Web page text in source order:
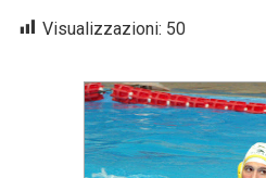
Visualizzazioni: 50